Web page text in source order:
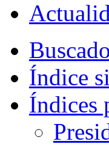
Índice
Índices